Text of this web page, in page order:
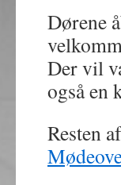
Dørene
Der vil
også en
Resten